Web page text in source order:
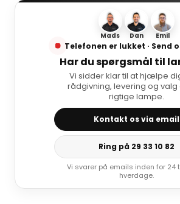
Mads Dan Emil
Telefonen er lukket · Send
Har du spørgsmål til
Vi sidder klar til at hjælpe
rådgivning, levering og valg
rigtige lampe.
Kontakt os via email
Ring på 29 33 10 82
Vi svarer på emails inden for 24
hverdage.